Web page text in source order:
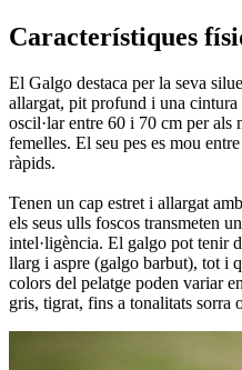
Característiques
El Galgo destaca per la seva
allargat, pit profund i una cintura
oscil·lar entre 60 i 70 cm per als
femelles. El seu pes es mou
ràpids.
Tenen un cap estret i allargat
els seus ulls foscos transmeten
intel·ligència. El galgo pot tenir
llarg i aspre (galgo barbut), tot i
colors del pelatge poden variar
gris, tigrat, fins a tonalitats sorra